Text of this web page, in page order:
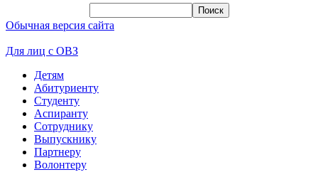
Обычная версия сайта
Для лиц с ОВЗ
Детям
Абитуриенту
Студенту
Аспиранту
Сотруднику
Выпускнику
Партнеру
Волонтеру